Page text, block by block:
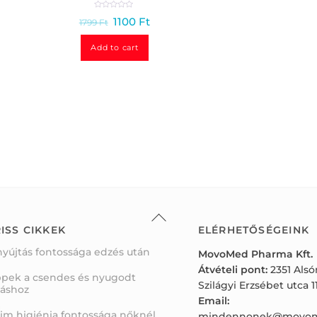
a
e
0
1799Ft 1100 Ft
Add to cart
Back
CIKKEK
fontossága edzés után
a csendes és nyugodt
ELÉRHETŐSÉGEINK
MovoMed Pharma Kft.
Átvételi pont:2351
Szilágyi Erzsébet utca
Email: